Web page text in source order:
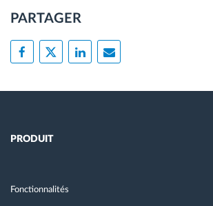
PARTAGER
PRODUIT
Fonctionnalités